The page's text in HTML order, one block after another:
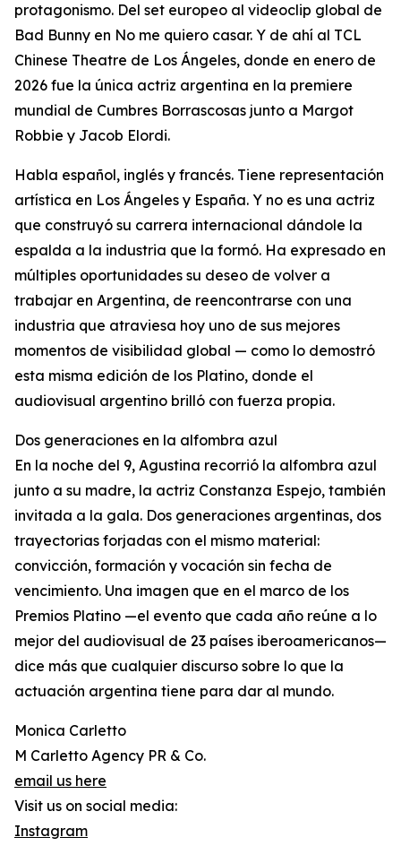
protagonismo. Del set europeo al videoclip global de
Bad Bunny en No me quiero casar. Y de ahí al TCL
Chinese Theatre de Los Ángeles, donde en enero de
2026 fue la única actriz argentina en la premiere
mundial de Cumbres Borrascosas junto a Margot
Robbie y Jacob Elordi.
Habla español, inglés y francés. Tiene representación
artística en Los Ángeles y España. Y no es una actriz
que construyó su carrera internacional dándole la
espalda a la industria que la formó. Ha expresado en
múltiples oportunidades su deseo de volver a
trabajar en Argentina, de reencontrarse con una
industria que atraviesa hoy uno de sus mejores
momentos de visibilidad global — como lo demostró
esta misma edición de los Platino, donde el
audiovisual argentino brilló con fuerza propia.
Dos generaciones en la alfombra azul
En la noche del 9, Agustina recorrió la alfombra azul
junto a su madre, la actriz Constanza Espejo, también
invitada a la gala. Dos generaciones argentinas, dos
trayectorias forjadas con el mismo material:
convicción, formación y vocación sin fecha de
vencimiento. Una imagen que en el marco de los
Premios Platino —el evento que cada año reúne a lo
mejor del audiovisual de 23 países iberoamericanos—
dice más que cualquier discurso sobre lo que la
actuación argentina tiene para dar al mundo.
Monica Carletto
M Carletto Agency PR & Co.
email us here
Visit us on social media:
Instagram